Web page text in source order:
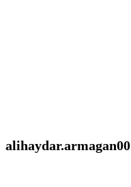
alihaydar.armagan00